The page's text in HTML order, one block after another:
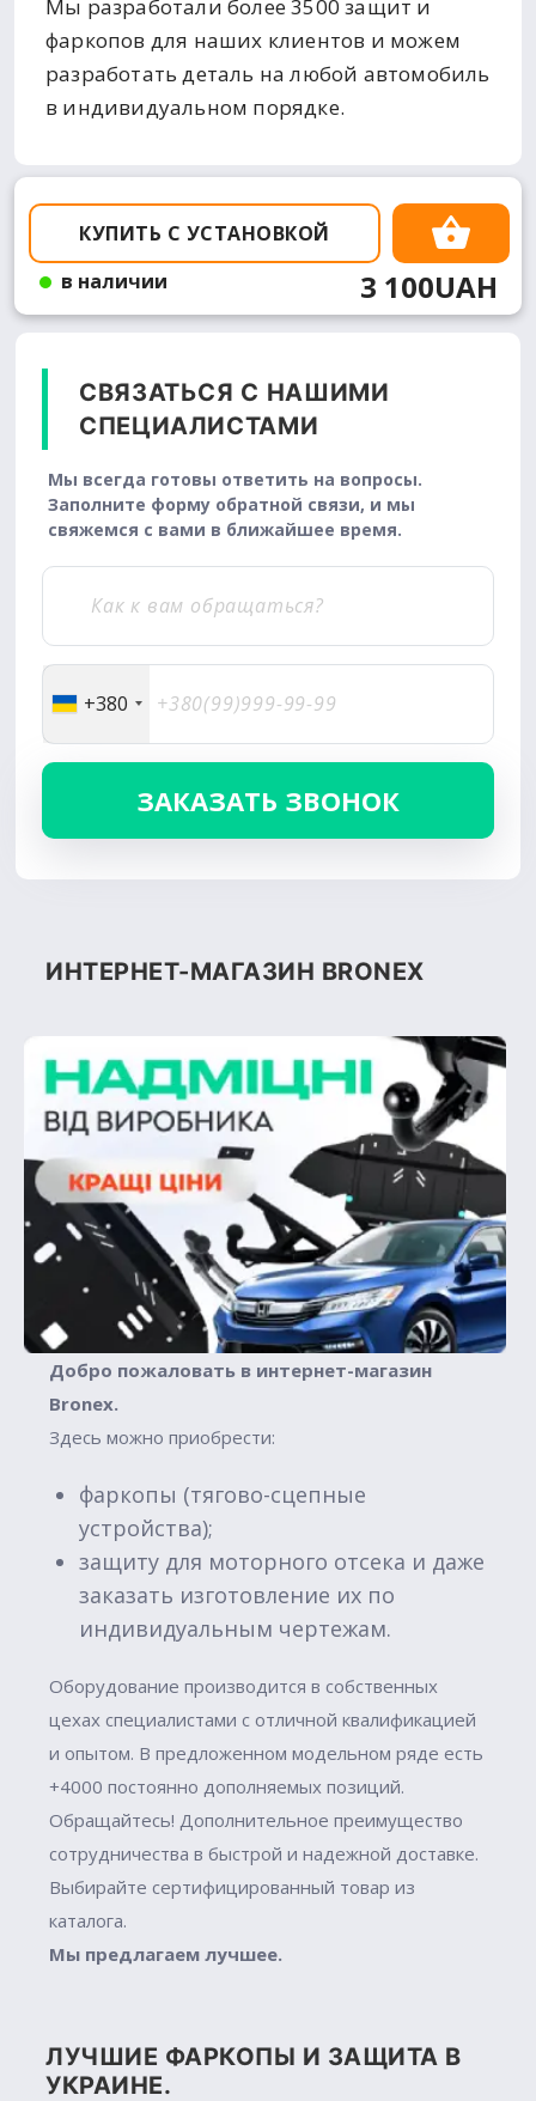
Мы разработали более 3500 защит и
фаркопов для наших клиентов и можем
разработать деталь на любой автомобиль
в индивидуальном порядке.
КУПИТЬ С УСТАНОВКОЙ
в наличии
3 100UAH
СВЯЗАТЬСЯ С НАШИМИ
СПЕЦИАЛИСТАМИ
Мы всегда готовы ответить на вопросы.
Заполните форму обратной связи, и мы
свяжемся с вами в ближайшее время.
+380
ИНТЕРНЕТ-МАГАЗИН BRONEX
Добро пожаловать в интернет-магазин
Вronex.
Здесь можно приобрести:
фаркопы (тягово-сцепные
устройства);
защиту для моторного отсека и даже
заказать изготовление их по
индивидуальным чертежам.
Оборудование производится в собственных
цехах специалистами с отличной квалификацией
и опытом. В предложенном модельном ряде есть
+4000 постоянно дополняемых позиций.
Обращайтесь! Дополнительное преимущество
сотрудничества в быстрой и надежной доставке.
Выбирайте сертифицированный товар из
каталога.
Мы предлагаем лучшее.
ЛУЧШИЕ ФАРКОПЫ И ЗАЩИТА В
УКРАИНЕ.